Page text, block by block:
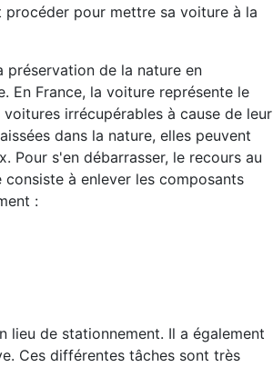
pour mettre sa voiture à la
de la nature en
En France, la voiture représente le
irrécupérables à cause de leur
dans la nature, elles peuvent
Pour s'en débarrasser, le recours au
à enlever les composants
:
lieu de stationnement. Il a également
Ces différentes tâches sont très